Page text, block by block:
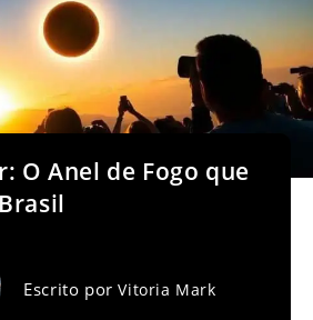
O Anel de Fogo que
Escrito porVitoria Mark